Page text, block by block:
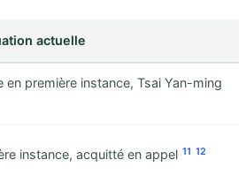
actuelle
en première instance, Tsai Yan-ming
instance, acquitté en appel 11 12